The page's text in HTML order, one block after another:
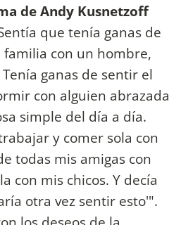
de Andy Kusnetzoff
que tenía ganas de
con un hombre,
ganas de sentir el
con alguien abrazada
simple del día a día.
y comer sola con
todas mis amigas con
con mis chicos. Y decía
otra vez sentir esto'".